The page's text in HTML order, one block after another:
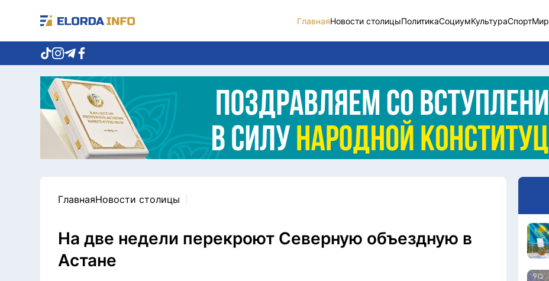
ГлавнаяНовости столицыПолитикаСоциумКультураСпортМир
Новости столицы
Социум
Спорт
Этический кодекс
ГлавнаяНовости столицы
На две недели перекроют Северную объездную в
Астане